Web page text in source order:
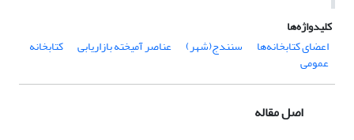
کلیدواژه‌ها
اعضای کتابخانه‌ها
سنندج(شهر) عناصر آمیخته بازاریابی کتابخانه
عمومی
اصل مقاله